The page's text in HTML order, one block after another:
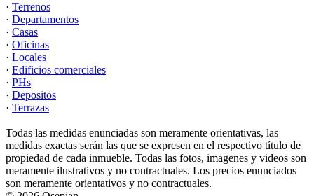
· Terrenos
· Departamentos
· Casas
· Oficinas
· Locales
· Edificios comerciales
· PHs
· Depositos
· Terrazas
Todas las medidas enunciadas son meramente orientativas, las
medidas exactas serán las que se expresen en el respectivo título de
propiedad de cada inmueble. Todas las fotos, imagenes y videos son
meramente ilustrativos y no contractuales. Los precios enunciados
son meramente orientativos y no contractuales.